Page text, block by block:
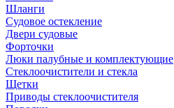
Шланги
Судовое остекление
Двери судовые
Форточки
Люки палубные и комплектующие
Стеклоочистители и стекла
Щетки
Приводы стеклоочистителя